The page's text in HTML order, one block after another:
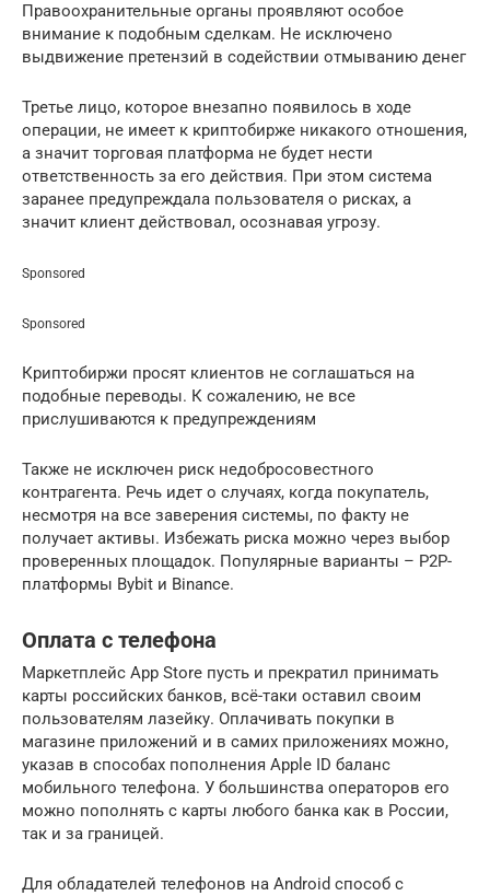
Правоохранительные органы проявляют особое
внимание к подобным сделкам. Не исключено
выдвижение претензий в содействии отмыванию денег
Третье лицо, которое внезапно появилось в ходе
операции, не имеет к криптобирже никакого отношения,
а значит торговая платформа не будет нести
ответственность за его действия. При этом система
заранее предупреждала пользователя о рисках, а
значит клиент действовал, осознавая угрозу.
Sponsored
Sponsored
Криптобиржи просят клиентов не соглашаться на
подобные переводы. К сожалению, не все
прислушиваются к предупреждениям
Также не исключен риск недобросовестного
контрагента. Речь идет о случаях, когда покупатель,
несмотря на все заверения системы, по факту не
получает активы. Избежать риска можно через выбор
проверенных площадок. Популярные варианты – P2P-
платформы Bybit и Binance.
Оплата с телефона
Маркетплейс App Store пусть и прекратил принимать
карты российских банков, всё-таки оставил своим
пользователям лазейку. Оплачивать покупки в
магазине приложений и в самих приложениях можно,
указав в способах пополнения Apple ID баланс
мобильного телефона. У большинства операторов его
можно пополнять с карты любого банка как в России,
так и за границей.
Для обладателей телефонов на Android способ с